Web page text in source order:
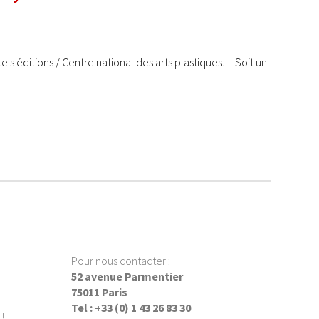
éditions / Centre national des arts plastiques. Soit un
Pour nous contacter :
52 avenue Parmentier
75011 Paris
Tel : +33 (0) 1 43 26 83 30